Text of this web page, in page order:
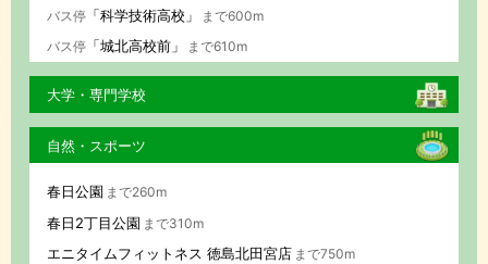
バス停「科学技術高校」
まで600m
バス停「城北高校前」 まで610m
大学・専門学校
自然・スポーツ
春日公園 まで260m
春日2丁目公園 まで310m
エニタイムフィットネス 徳島北田宮店 まで750m